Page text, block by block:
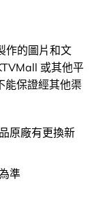
作的圖片和文
或其他平
能保證經其他渠
原廠有更換新
準